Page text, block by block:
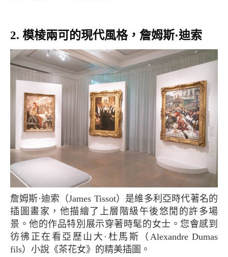
2. 模棱兩可的現代風格，詹姆斯·迪索
詹姆斯·迪索（James Tissot）是維多利亞時代著名的
插圖畫家，他描繪了上層階級午後悠閒的許多場
景。他的作品特別展示穿著時髦的女士。您會感到
彷彿正在看亞歷山大·杜馬斯（Alexandre Dumas
fils）小說《茶花女》的精美插圖。